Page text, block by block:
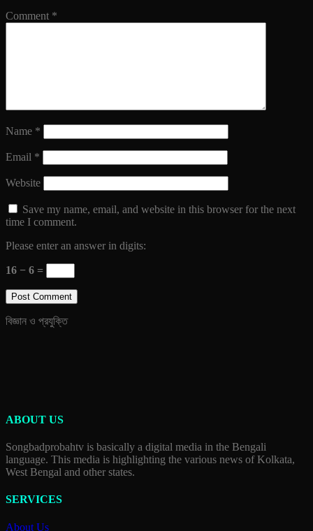
Comment *
Name *
Email *
Website
Save my name, email, and website in this browser for the next
time I comment.
Please enter an answer in digits:
16 − 6 =
বিজ্ঞান ও প্রযুক্তি
ABOUT US
Songbadprobahtv is basically a digital media in the Bengali
language. This media is highlighting the various news of Kolkata,
West Bengal and other states.
SERVICES
About Us